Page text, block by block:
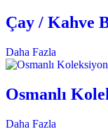
Çay / Kahve
Daha Fazla
Osmanlı
Daha Fazla